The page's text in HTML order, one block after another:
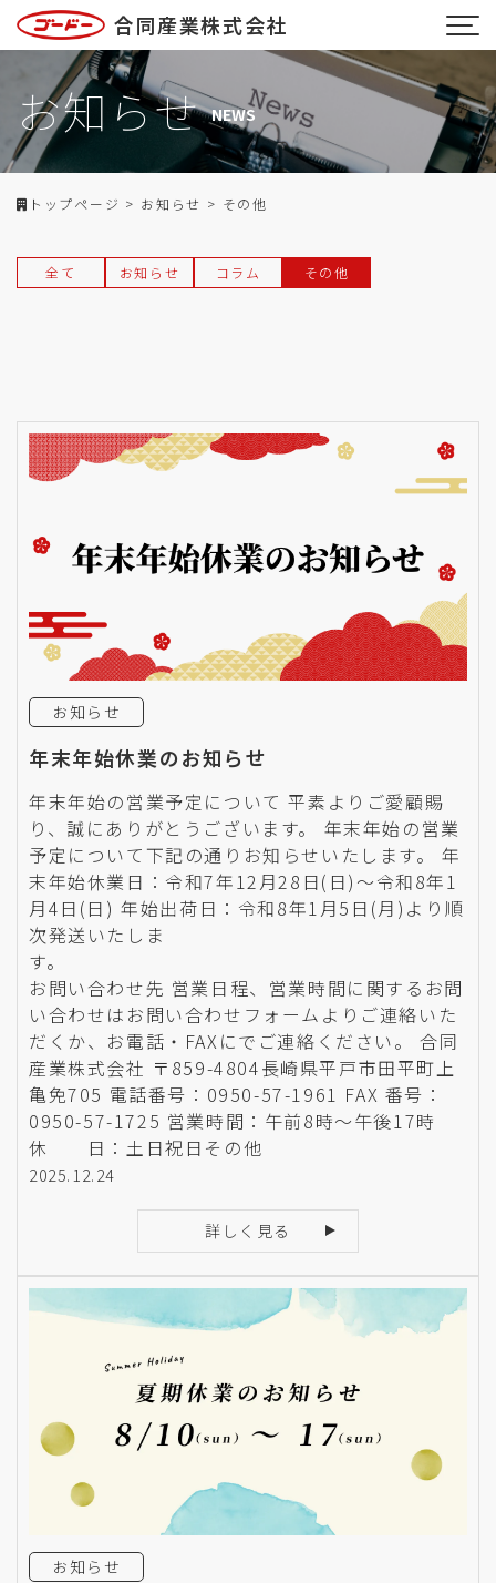
合同産業株式会社
お知らせ NEWS
トップページ > お知らせ > その他
全て お知らせ コラム その他
お知らせ
年末年始休業のお知らせ
年末年始の営業予定について 平素よりご愛顧賜
り、誠にありがとうございます。 年末年始の営業
予定について下記の通りお知らせいたします。 年
末年始休業日：令和7年12月28日(日)〜令和8年1
月4日(日) 年始出荷日：令和8年1月5日(月)より順
次発送いたしま
す。
お問い合わせ先 営業日程、営業時間に関するお問
い合わせはお問い合わせフォームよりご連絡いた
だくか、お電話・FAXにでご連絡ください。 合同
産業株式会社 〒859-4804長崎県平戸市田平町上
亀免705 電話番号：0950-57-1961 FAX 番号：
0950-57-1725 営業時間：午前8時〜午後17時
休 日：土日祝日その他
2025.12.24
詳しく見る
お知らせ